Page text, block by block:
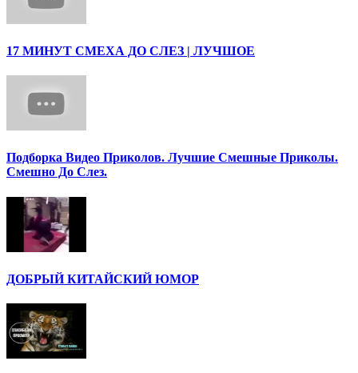
17 МИНУТ СМЕХА ДО СЛЕЗ | ЛУЧШОЕ
Подборка Видео Приколов. Лучшие Смешные Приколы.
Смешно До Слез.
ДОБРЫЙ КИТАЙСКИЙ ЮМОР